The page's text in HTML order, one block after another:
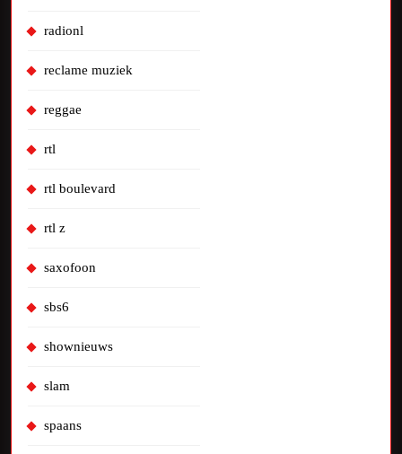
radionl
reclame muziek
reggae
rtl
rtl boulevard
rtl z
saxofoon
sbs6
shownieuws
slam
spaans